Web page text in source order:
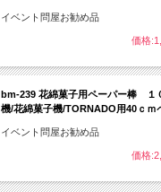
イベント問屋お勧め品
価格
bm-239 花綿菓子用ペーパー棒 １
機/花綿菓子機/TORNADO用40ｃｍ
イベント問屋お勧め品
価格